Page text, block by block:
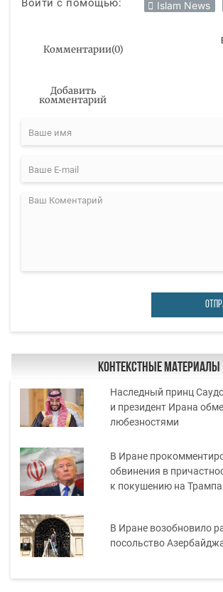
Войти с помощью: Islam News
Комментарии(0)
Добавить
комментарий
Контекстные материалы
Наследный принц
и президент Ирана
любезностями
В Иране
обвинения в
к покушению на Трампа
В Иране возобновило
посольство